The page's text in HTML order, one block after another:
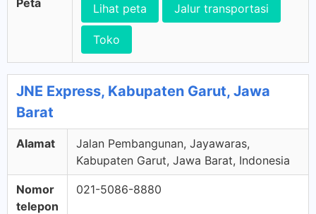
Peta Lihat peta Jalur transportasi
Toko
JNE Express, Kabupaten Garut, Jawa
Barat
Alamat
Jalan Pembangunan, Jayawaras,
Kabupaten Garut, Jawa Barat, Indonesia
Nomor
telepon
021-5086-8880